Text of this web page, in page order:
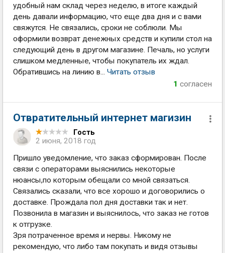
удобный нам склад через неделю, в итоге каждый
день давали информацию, что еще два дня и с вами
свяжутся. Не связались, сроки не соблюли. Мы
оформили возврат денежных средств и купили стол на
следующий день в другом магазине. Печаль, но услуги
слишком медленные, чтобы покупатель их ждал.
Обратившись на линию в... Читать отзыв
1 согласен
Отвратительный интернет магизин
Гость
2 июня, 2018 год
Пришло уведомление, что заказ сформирован. После
связи с операторами выяснились некоторые
нюансы,по которым обещали со мной связаться.
Связались сказали, что все хорошо и договорились о
доставке. Прождала пол дня доставки так и нет.
Позвонила в магазин и выяснилось, что заказ не готов
к отгрузке.
Зря потраченное время и нервы. Никому не
рекомендую, что либо там покупать и видя отзывы